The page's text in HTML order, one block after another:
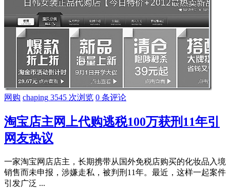
网购 chaping 3545 次浏览 0 条评论
淘宝店主网上代购逃税100万获刑11年引
网友热议
一家淘宝网店店主，长期携带从国外免税店购买的化妆品入境
销售而未申报，涉嫌走私，被判刑11年。最近，这样一起案件
引发广泛 ...